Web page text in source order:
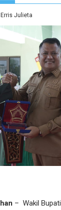
Erris Julieta
– Wakil